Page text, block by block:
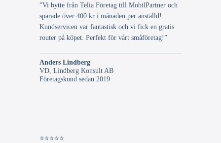
”Vi bytte från Telia Företag till MobilPartner och
sparade över 400 kr i månaden per anställd!
Kundservicen var fantastisk och vi fick en gratis
router på köpet. Perfekt för vårt småföretag!”
Anders Lindberg
VD, Lindberg Konsult AB
Företagskund sedan 2019
⭐⭐⭐⭐⭐